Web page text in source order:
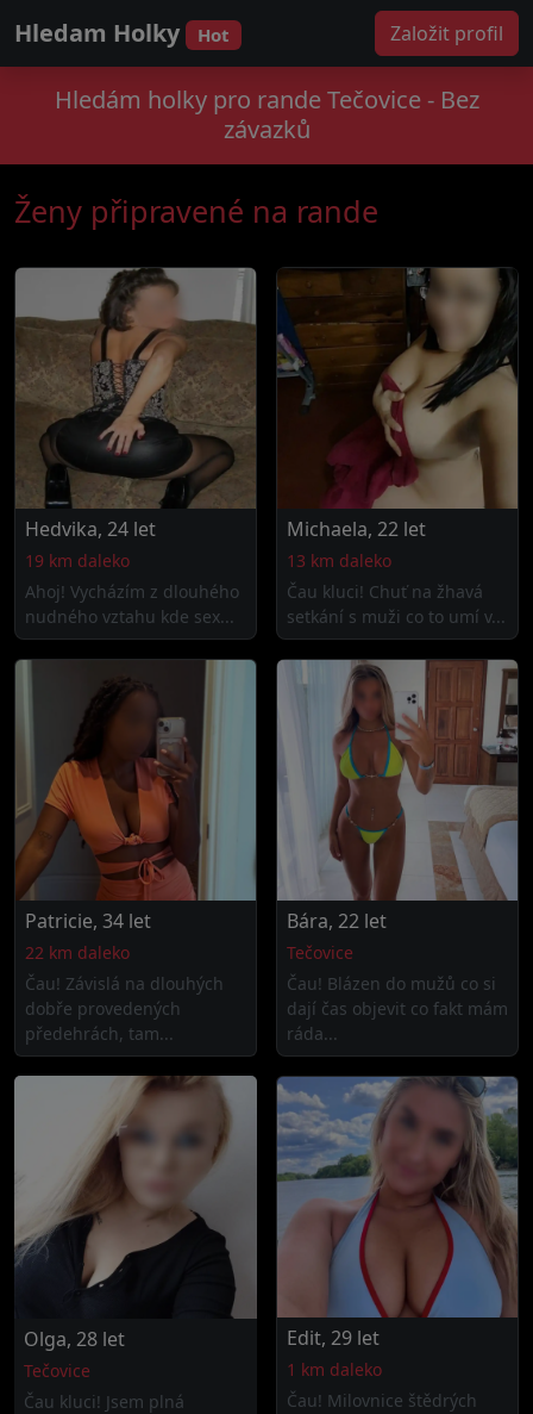
Hledam Holky Hot Založit profil
Hledám holky pro rande Tečovice - Bez
závazků
Ženy připravené na rande
Hedvika, 24 let
19 km daleko
Ahoj! Vycházím z dlouhého
nudného vztahu kde sex...
Michaela, 22 let
13 km daleko
Čau kluci! Chuť na žhavá
setkání s muži co to umí v...
Patricie, 34 let
22 km daleko
Čau! Závislá na dlouhých
dobře provedených
předehrách, tam...
Bára, 22 let
Tečovice
Čau! Blázen do mužů co si
dají čas objevit co fakt mám
ráda...
Olga, 28 let
Tečovice
Čau kluci! Jsem plná
Edit, 29 let
1 km daleko
Čau! Milovnice štědrých